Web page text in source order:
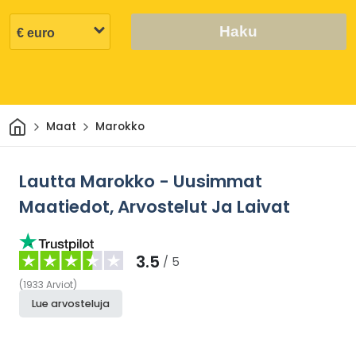
Haku
KotiinMaat Marokko
Lautta Marokko - Uusimmat
Maatiedot, Arvostelut Ja Laivat
3.5 / 5
(1933 Arviot)
Lue arvosteluja